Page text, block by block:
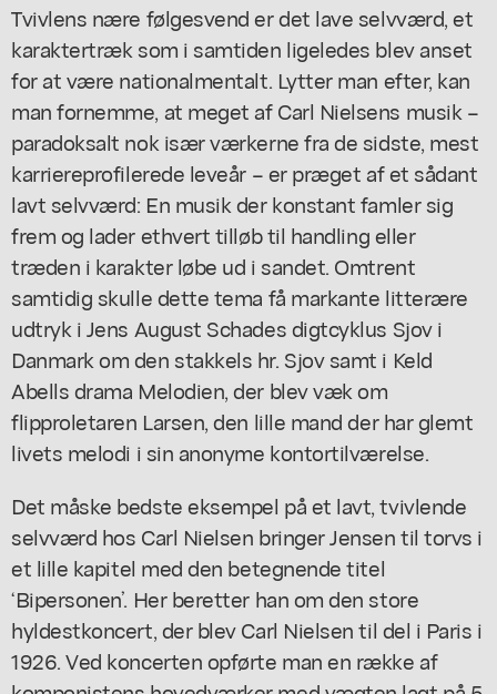
Tvivlens nære følgesvend er det lave selvværd, et
karaktertræk som i samtiden ligeledes blev anset
for at være nationalmentalt. Lytter man efter, kan
man fornemme, at meget af Carl Nielsens musik –
paradoksalt nok især værkerne fra de sidste, mest
karriereprofilerede leveår – er præget af et sådant
lavt selvværd: En musik der konstant famler sig
frem og lader ethvert tilløb til handling eller
træden i karakter løbe ud i sandet. Omtrent
samtidig skulle dette tema få markante litterære
udtryk i Jens August Schades digtcyklus Sjov i
Danmarkom den stakkels hr. Sjov samt i Keld
Abells drama Melodien, der blev vækom
flipproletaren Larsen, den lille mand der har glemt
livets melodi i sin anonyme kontortilværelse.
Det måske bedste eksempel på et lavt, tvivlende
selvværd hos Carl Nielsen bringer Jensen til torvs i
et lille kapitel med den betegnende titel
‘Bipersonen’. Her beretter han om den store
hyldestkoncert, der blev Carl Nielsen til del i Paris i
1926. Ved koncerten opførte man en række af